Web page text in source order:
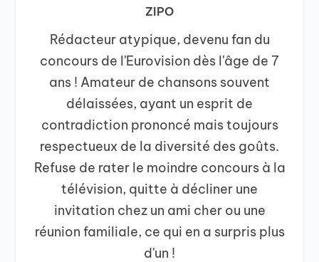
ZIPO
Rédacteur atypique, devenu fan du
concours de l'Eurovision dès l'âge de 7
ans ! Amateur de chansons souvent
délaissées, ayant un esprit de
contradiction prononcé mais toujours
respectueux de la diversité des goûts.
Refuse de rater le moindre concours à la
télévision, quitte à décliner une
invitation chez un ami cher ou une
réunion familiale, ce qui en a surpris plus
d'un !